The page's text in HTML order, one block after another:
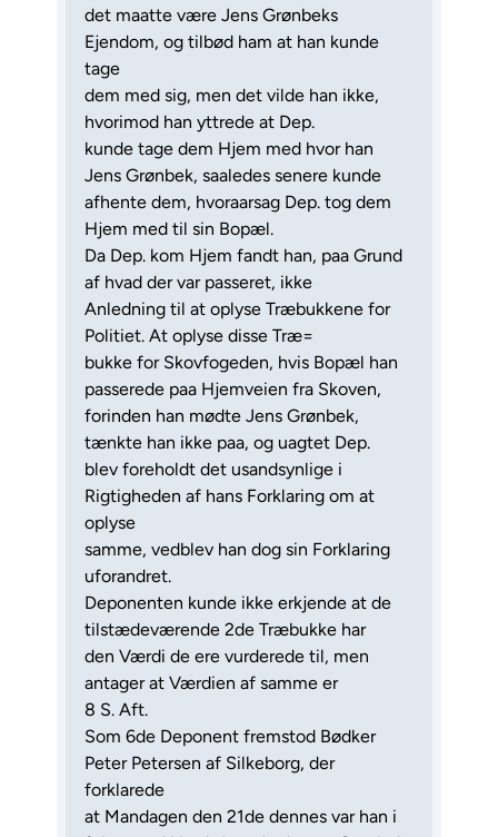
det maatte være Jens Grønbeks
Ejendom, og tilbød ham at han kunde
tage
dem med sig, men det vilde han ikke,
hvorimod han yttrede at Dep.
kunde tage dem Hjem med hvor han
Jens Grønbek, saaledes senere kunde
afhente dem, hvoraarsag Dep. tog dem
Hjem med til sin Bopæl.
Da Dep. kom Hjem fandt han, paa Grund
af hvad der var passeret, ikke
Anledning til at oplyse Træbukkene for
Politiet. At oplyse disse Træ=
bukke for Skovfogeden, hvis Bopæl han
passerede paa Hjemveien fra Skoven,
forinden han mødte Jens Grønbek,
tænkte han ikke paa, og uagtet Dep.
blev foreholdt det usandsynlige i
Rigtigheden af hans Forklaring om at
oplyse
samme, vedblev han dog sin Forklaring
uforandret.
Deponenten kunde ikke erkjende at de
tilstædeværende 2de Træbukke har
den Værdi de ere vurderede til, men
antager at Værdien af samme er
8 S. Aft.
Som 6de Deponent fremstod Bødker
Peter Petersen af Silkeborg, der
forklarede
at Mandagen den 21de dennes var han i